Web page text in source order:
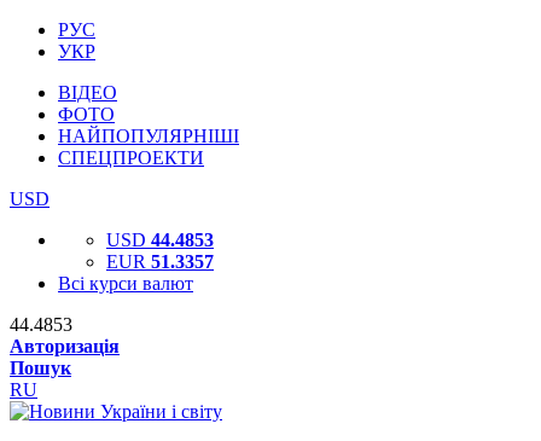
РУС
УКР
ВІДЕО
ФОТО
НАЙПОПУЛЯРНІШІ
СПЕЦПРОЕКТИ
USD
USD 44.4853
EUR 51.3357
Всі курси валют
44.4853
Авторизація
Пошук
RU